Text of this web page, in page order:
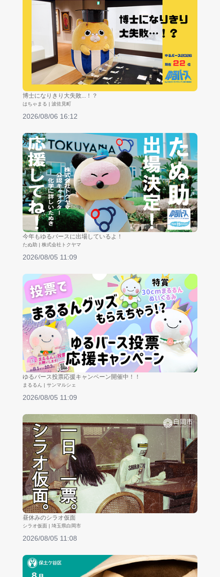
博士になりきり大失敗...！？
はちゃまる | 波佐見町
2026/08/06 16:12
今年もゆるバースに出場しているよ！
たぬ助 | 株式会社トクヤマ
2026/08/05 11:09
ゆるバース投票応援キャンペーン開催中！！
まるるん | サンマルシェ
2026/08/05 11:09
昼休みのシラオ仮面
シラオ仮面 | 埼玉県白岡市
2026/08/05 11:08